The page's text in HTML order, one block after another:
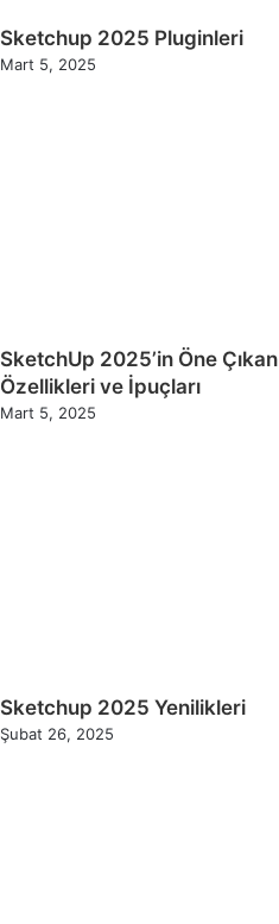
Sketchup 2025 Pluginleri
Mart 5, 2025
SketchUp 2025’in Öne Çıkan
Özellikleri ve İpuçları
Mart 5, 2025
Sketchup 2025 Yenilikleri
Şubat 26, 2025